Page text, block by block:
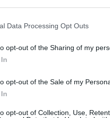
Data Processing Opt Outs
opt-out of the Sharing of my
opt-out of the Sale of my
opt-out of Collection, Use,